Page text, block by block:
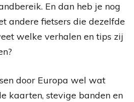
En dan heb je nog
andere fietsers die dezelfde
welke verhalen en tips zij
door Europa wel wat
kaarten, stevige banden en